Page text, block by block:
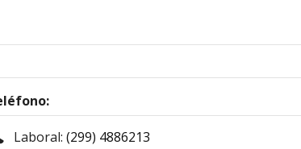
Laboral: (299) 4886213